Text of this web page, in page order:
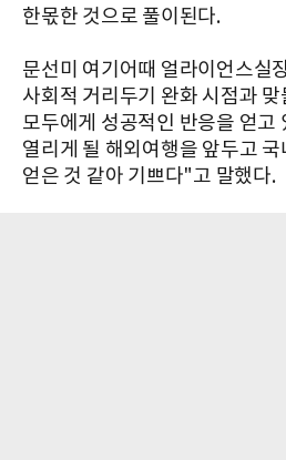
한몫한 것으로 풀이된다.
문선미 여기어때 얼라이언스실
사회적 거리두기 완화 시점과
모두에게 성공적인 반응을 얻고
열리게 될 해외여행을 앞두고
얻은 것 같아 기쁘다"고 말했다.